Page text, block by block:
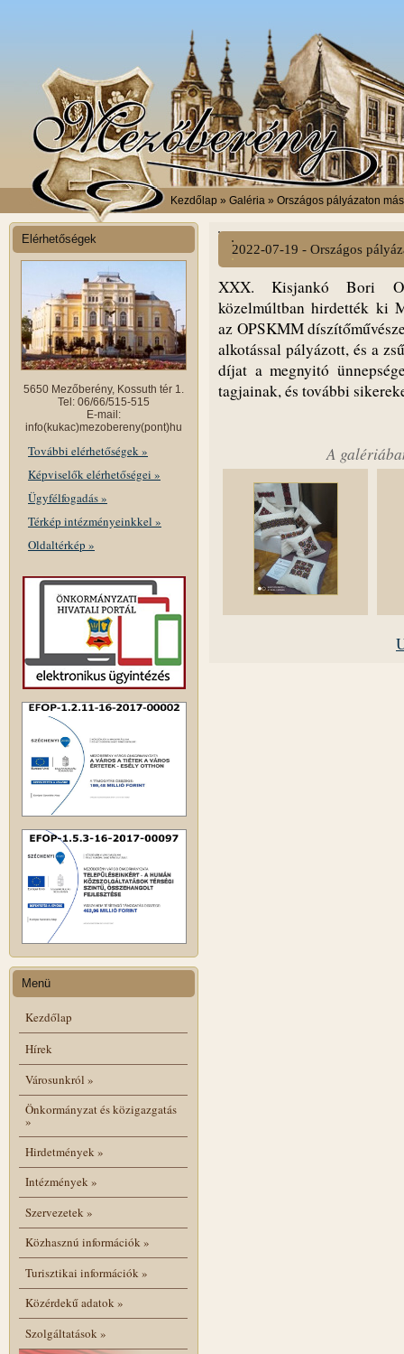
Kezdőlap » Galéria » Országos pályázaton
Elérhetőségek
5650 Mezőberény, Kossuth tér 1.
Tel: 06/66/515-515
E-mail:
info(kukac)mezobereny(pont)hu
További elérhetőségek »
Képviselők elérhetőségei »
Ügyfélfogadás »
Térkép intézményeinkkel »
Oldaltérkép »
Menü
Kezdőlap
Hírek
Városunkról »
Önkormányzat és közigazgatás
»
Hirdetmények»
Intézmények»
Szervezetek»
Közhasznú információk»
Turisztikai információk»
Közérdekű adatok»
Szolgáltatások»
2022-07-19 - Országos
XXX. Kisjankó Bori
közelmúltban hirdették ki
az OPSKMM
alkotással pályázott, és a
díjat a megnyitó
tagjainak, és további
A